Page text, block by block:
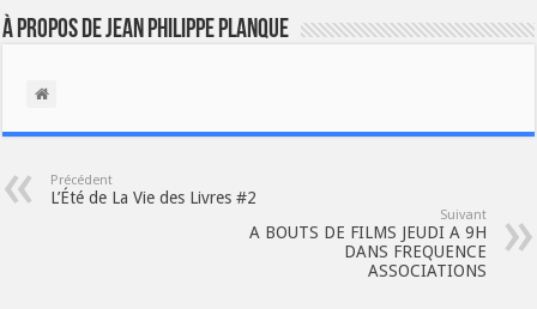
À propos de Jean Philippe Planque
Précédent
L’Été de La Vie des Livres #2
Suivant
A BOUTS DE FILMS JEUDI A 9H
DANS FREQUENCE
ASSOCIATIONS